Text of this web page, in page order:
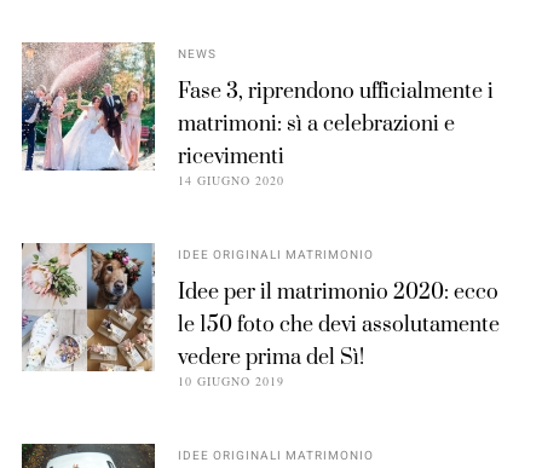
NEWS
Fase 3, riprendono ufficialmente i
matrimoni: sì a celebrazioni e
ricevimenti
14 GIUGNO 2020
IDEE ORIGINALI MATRIMONIO
Idee per il matrimonio 2020: ecco
le 150 foto che devi assolutamente
vedere prima del Sì!
10 GIUGNO 2019
IDEE ORIGINALI MATRIMONIO